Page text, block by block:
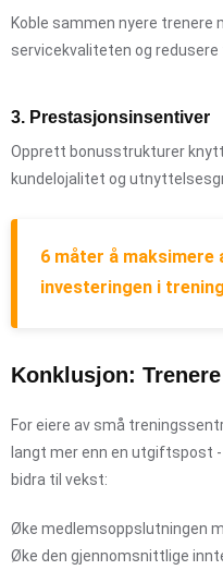
Koble sammen nyere
servicekvaliteten og redusere
3. Prestasjonsinsentiver
Opprett bonusstrukturer
kundelojalitet og
6 måter å maksimere
investeringen i
Konklusjon:
For eiere av små
langt mer enn en utgiftspost
bidra til vekst:
Øke medlemsoppslutningen
Øke den gjennomsnittlige